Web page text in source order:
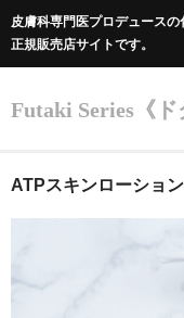
皮膚科専門医プロデュース
正規販売店サイトです。
Futaki Series《ド
ホーム
ATPスキンローション